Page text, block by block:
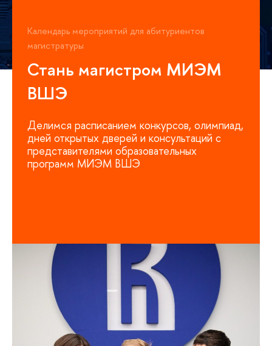
Календарь мероприятий для абитуриентов
магистратуры
Стань магистром МИЭМ
ВШЭ
Делимся расписанием конкурсов, олимпиад,
дней открытых дверей и консультаций с
представителями образовательных
программ МИЭМ ВШЭ